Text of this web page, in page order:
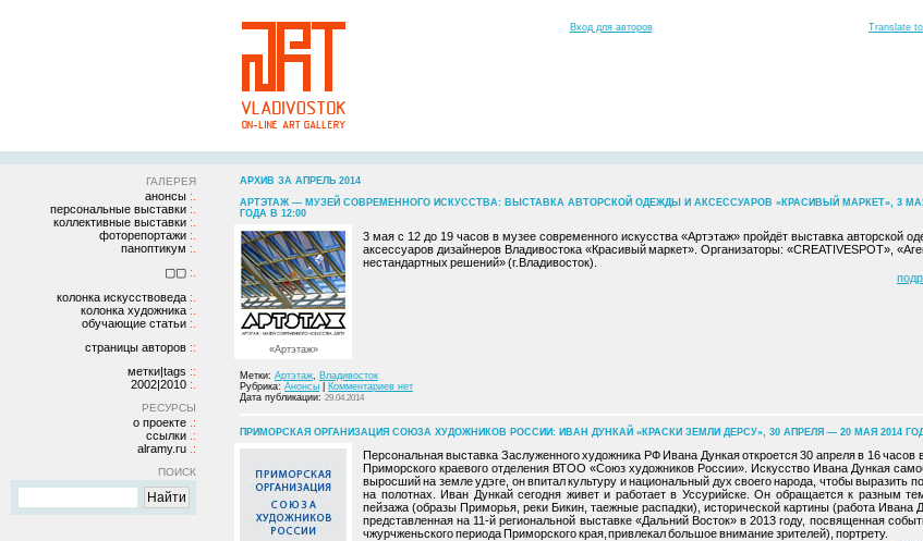
Вход для авторов Translate
ГАЛЕРЕЯ
анонсы
персональные выставки
коллективные выставки
фоторепортажи
паноптикум
▢▢
колонка искусствоведа
колонка художника
обучающие статьи
страницы авторов
метки|tags
2002|2010
РЕСУРСЫ
о проекте
ссылки
alramy.ru
ПОИСК
АРХИВ ЗА АПРЕЛЬ 2014
АРТЭТАЖ — МУЗЕЙ СОВРЕМЕННОГО ИСКУССТВА: ВЫСТАВКА АВТОРСКОЙ ОДЕЖДЫ И АКСЕССУАРОВ «КРАСИВЫЙ МАРКЕТ», 3
ГОДА В 12:00
«Артэтаж»
3 мая с 12 до 19 часов в музее современного искусства «Артэтаж» пройдёт выставка авторской
аксессуаров дизайнеров Владивостока «Красивый маркет». Организаторы: «CREATIVESPOT»,
нестандартных решений» (г.Владивосток).
Метки: Артэтаж, Владивосток
Рубрика: Анонсы
Комментариев нет
Дата публикации: 29.04.2014
ПРИМОРСКАЯ ОРГАНИЗАЦИЯ СОЮЗА ХУДОЖНИКОВ РОССИИ: ИВАН ДУНКАЙ «КРАСКИ ЗЕМЛИ ДЕРСУ», 30 АПРЕЛЯ — 20 МАЯ 2014
Персональная выставка Заслуженного художника РФ Ивана Дункая откроется 30 апреля в 16 часов
Приморского краевого отделения ВТОО «Союз художников России». Искусство Ивана Дункая
выросший на земле удэге, он впитал культуру и национальный дух своего народа, чтобы выразить
на полотнах. Иван Дункай сегодня живет и работает в Уссурийске. Он обращается к разным
пейзажа (образы Приморья, реки Бикин, таежные распадки), исторической картины (работа Ивана
представленная на 11-й региональной выставке «Дальний Восток» в 2013 году, посвященная
чжурчженьского периода Приморского края, привлекал большое внимание зрителей), портрету.